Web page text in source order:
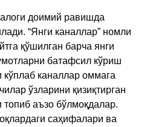
доимий равишда
“Янги каналлар” номли
қўшилган барча янги
батафсил кўриш
каналлар оммага
ўзларини қизиқтирган
топиб аъзо бўлмоқдалар.
саҳифалари ва